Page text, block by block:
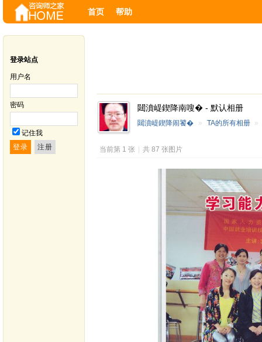
首页 帮助
登录站点
用户名
密码
记住我
閮濆崼鍥降南嗖� - 默认相册
閮濆崼鍥降闹饕� » TA的所有相册 »
当前第 1 张 共 87 张图片